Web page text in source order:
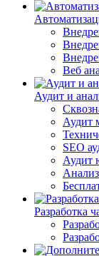
Веб
Аудит и
Аудит
SEO
Аудит
Разработка